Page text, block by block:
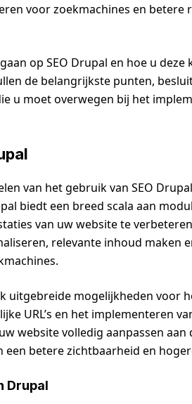
voor zoekmachines en betere
op SEO Drupal en hoe u
de belangrijkste punten,
u moet overwegen bij het
van het gebruik van SEO
biedt een breed scala aan
van uw website te
relevante inhoud maken
uitgebreide mogelijkheden voor
URL’s en het implementeren
website volledig aanpassen aan
betere zichtbaarheid en
Drupal